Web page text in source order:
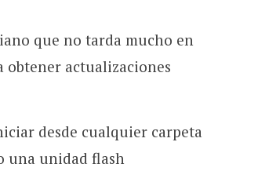
que no tarda mucho en
obtener actualizaciones
desde cualquier carpeta
una unidad flash